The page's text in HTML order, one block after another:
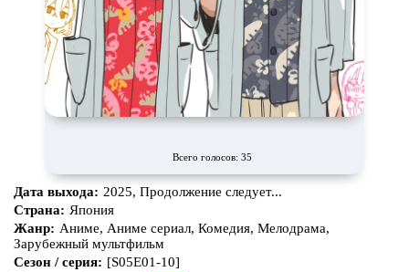
Всего голосов: 35
Дата выхода: 2025, Продолжение следует...
Страна: Япония
Жанр: Аниме, Аниме сериал, Комедия, Мелодрама,
Зарубежный мультфильм
Сезон / серия: [S05E01-10]